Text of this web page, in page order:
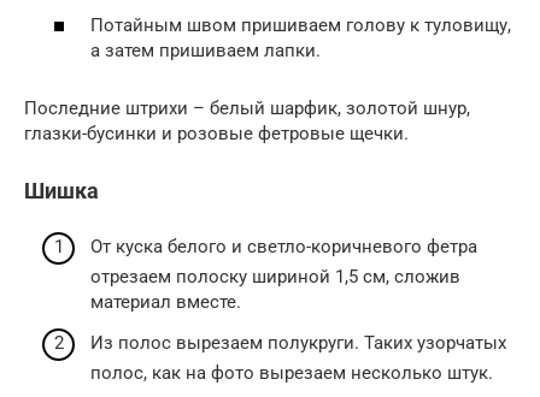
Потайным швом пришиваем голову к туловищу,
а затем пришиваем лапки.
Последние штрихи – белый шарфик, золотой шнур,
глазки-бусинки и розовые фетровые щечки.
Шишка
От куска белого и светло-коричневого фетра
отрезаем полоску шириной 1,5 см, сложив
материал вместе.
Из полос вырезаем полукруги. Таких узорчатых
полос, как на фото вырезаем несколько штук.